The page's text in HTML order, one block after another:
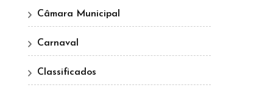
Câmara Municipal
Carnaval
Classificados